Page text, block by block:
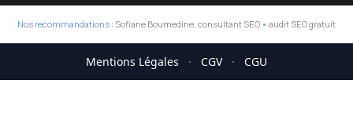
Nos recommandations : Sofiane Boumedine, consultant SEO • audit SEO gratuit
Mentions Légales · CGV · CGU